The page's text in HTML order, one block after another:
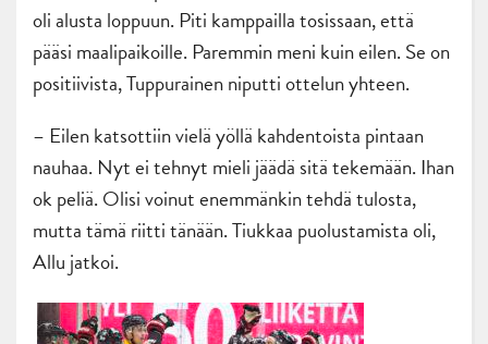
oli alusta loppuun. Piti kamppailla tosissaan, että
pääsi maalipaikoille. Paremmin meni kuin eilen. Se on
positiivista, Tuppurainen niputti ottelun yhteen.
– Eilen katsottiin vielä yöllä kahdentoista pintaan
nauhaa. Nyt ei tehnyt mieli jäädä sitä tekemään. Ihan
ok peliä. Olisi voinut enemmänkin tehdä tulosta,
mutta tämä riitti tänään. Tiukkaa puolustamista oli,
Allu jatkoi.